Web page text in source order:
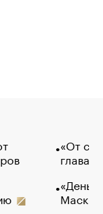
«От
глава
Маск в